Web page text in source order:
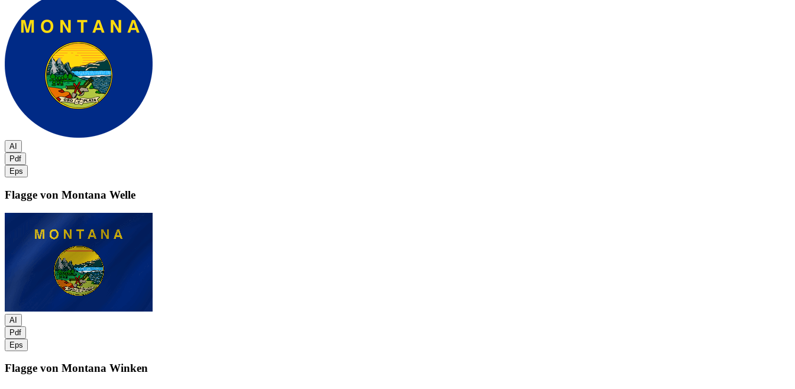
AI
Pdf
Eps
Flagge von Montana Welle
AI
Pdf
Eps
Flagge von Montana Winken